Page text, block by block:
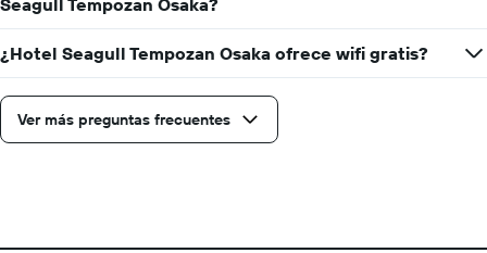
gráfico
muestra
1
eje
Y
que
Seagull Tempozan Osaka?
¿Hotel Seagull Tempozan Osaka ofrece wifi gratis?
Ver más preguntas frecuentes